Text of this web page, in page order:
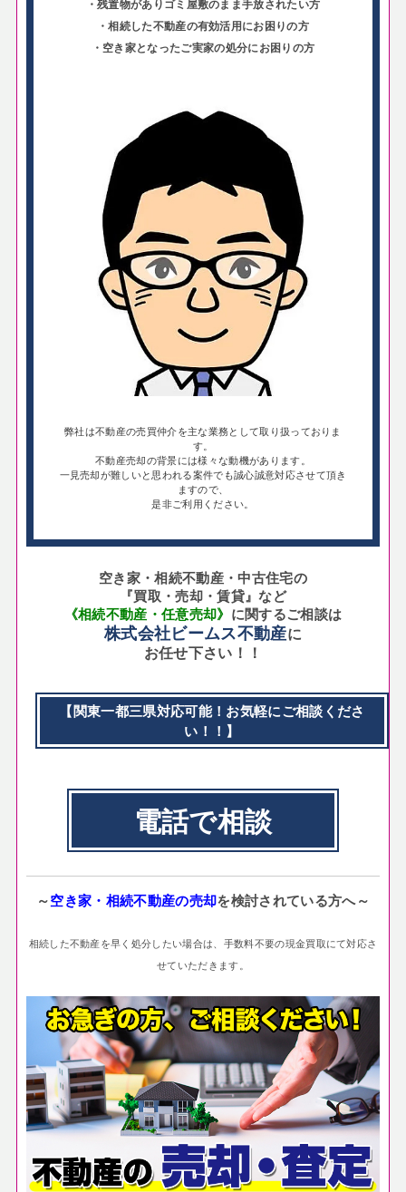
・残置物がありゴミ屋敷のまま手放されたい方
・相続した不動産の有効活用にお困りの方
・空き家となったご実家の処分にお困りの方
弊社は不動産の売買仲介を主な業務として取り扱っておりま
す。
不動産売却の背景には様々な動機があります。
一見売却が難しいと思われる案件でも誠心誠意対応させて頂き
ますので、
是非ご利用ください。
空き家・相続不動産・中古住宅の
『買取・売却・賃貸』など
《相続不動産・任意売却》 に関するご相談は
株式会社ビームス不動産に
お任せ下さい！！
【関東一都三県対応可能！お気軽にご相談くださ
い！！】
電話で相談
～空き家・相続不動産の売却を検討されている方へ～
相続した不動産を早く処分したい場合は、手数料不要の現金買取にて対応さ
せていただきます。